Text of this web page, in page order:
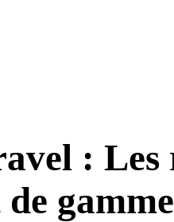
: Les